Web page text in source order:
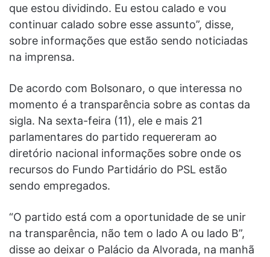
que estou dividindo. Eu estou calado e vou
continuar calado sobre esse assunto”, disse,
sobre informações que estão sendo noticiadas
na imprensa.
De acordo com Bolsonaro, o que interessa no
momento é a transparência sobre as contas da
sigla. Na sexta-feira (11), ele e mais 21
parlamentares do partido requereram ao
diretório nacional informações sobre onde os
recursos do Fundo Partidário do PSL estão
sendo empregados.
“O partido está com a oportunidade de se unir
na transparência, não tem o lado A ou lado B”,
disse ao deixar o Palácio da Alvorada, na manhã